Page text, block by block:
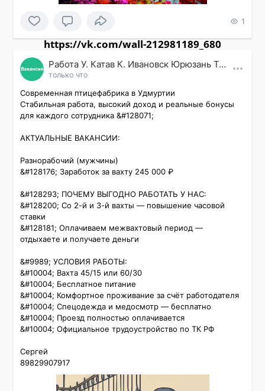
1
https://vk.com/wall-212981189_680
Работа У. Катав К. Ивановск Юрюзань Трехгорный
только что
Современная птицефабрика в Удмуртии
Стабильная работа, высокий доход и реальные бонусы
для каждого сотрудника &#128071;
АКТУАЛЬНЫЕ ВАКАНСИИ:
Разнорабочий (мужчины)
&#128176; Заработок за вахту 245 000 ₽
&#128293; ПОЧЕМУ ВЫГОДНО РАБОТАТЬ У НАС:
&#128200; Со 2-й и 3-й вахты — повышение часовой
ставки
&#128181; Оплачиваем межвахтовый период —
отдыхаете и получаете деньги
&#9989; УСЛОВИЯ РАБОТЫ:
&#10004; Вахта 45/15 или 60/30
&#10004; Бесплатное питание
&#10004; Комфортное проживание за счёт работодателя
&#10004; Спецодежда и медосмотр — бесплатно
&#10004; Проезд полностью оплачивается
&#10004; Официальное трудоустройство по ТК РФ
Сергей
89829907917